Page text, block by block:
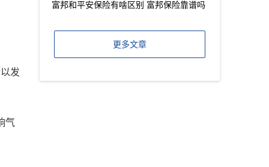
发
气
富邦和平安保险有啥区别 富邦保险靠谱吗
更多文章